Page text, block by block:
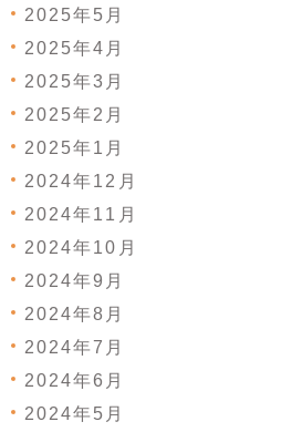
2025年5月
2025年4月
2025年3月
2025年2月
2025年1月
2024年12月
2024年11月
2024年10月
2024年9月
2024年8月
2024年7月
2024年6月
2024年5月